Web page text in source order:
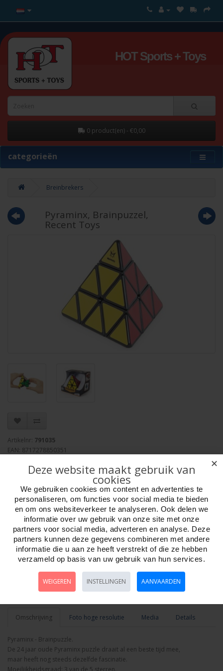
HOT Sports + Toys
0 product(en) - €0,00
categorieën
Breinbrekers
Pyraminx, Brainpuzzel,
Recent Toys
Artikelnr: 791035
EAN: 8717278850351
Minimum afname: 1
Aantal
Bestellen
Omschrijving Foto hoge resolutie Media Details
Pyraminx - Brainpuzzle.
De 24 jaar oude Pyraminx puzzle draait al een beste tijd mee,
maar heeft nog steeds dezelfde fascinatie.
Moeilijkheidsgraad: 3 van de 5 sterren.
✕
Deze website maakt gebruik van
cookies
We gebruiken cookies om content en advertenties te
personaliseren, om functies voor social media te bieden
en om ons websiteverkeer te analyseren. Ook delen we
informatie over uw gebruik van onze site met onze
partners voor social media, adverteren en analyse. Deze
partners kunnen deze gegevens combineren met andere
informatie die u aan ze heeft verstrekt of die ze hebben
verzameld op basis van uw gebruik van hun services.
WEIGEREN INSTELLINGEN AANVAARDEN